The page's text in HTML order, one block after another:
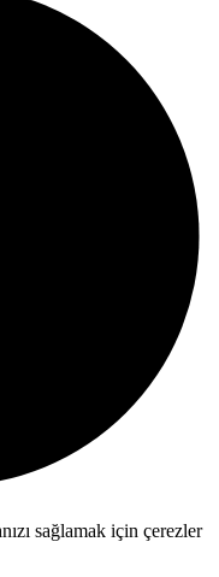
sağlamak için çerezler